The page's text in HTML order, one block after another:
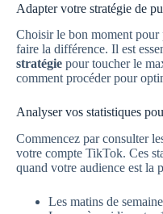
Adapter votre stratégie de
Choisir le bon moment
faire la différence. Il est
stratégie pour toucher le
comment procéder pour
Analyser vos statistiques
Commencez par consulter
votre compte TikTok. Ces
quand votre audience est la
Les matins de